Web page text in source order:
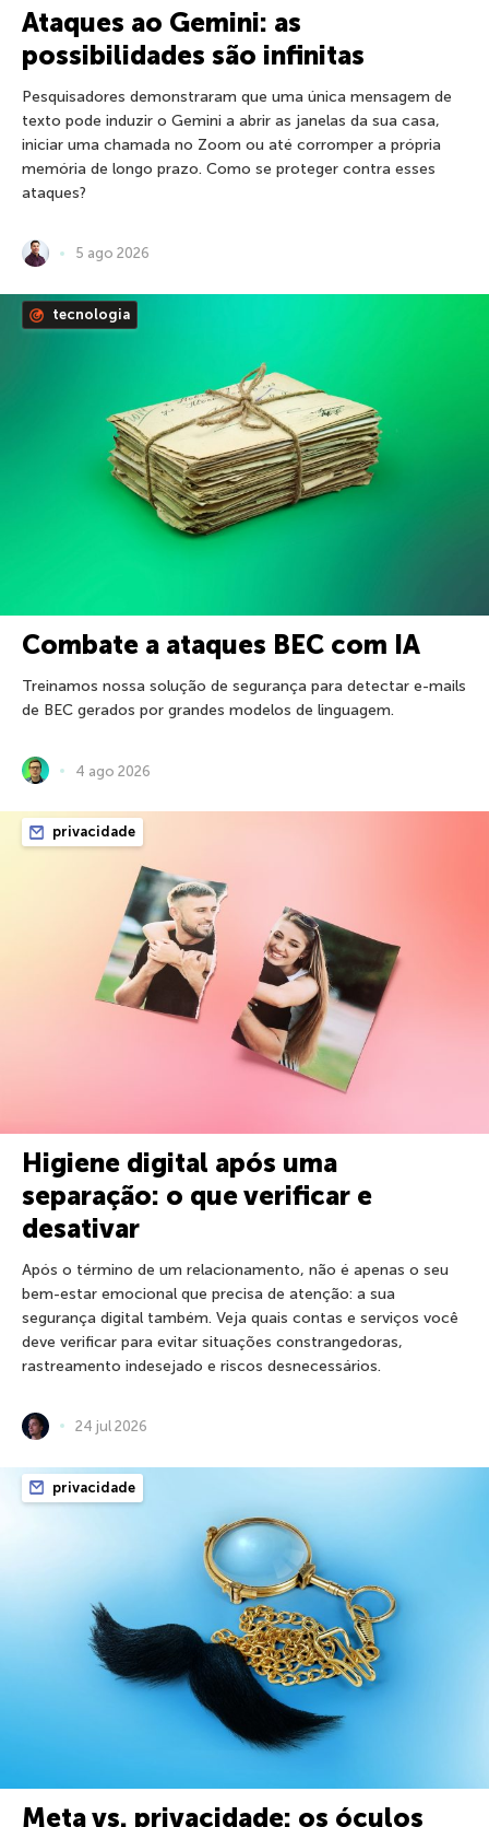
Ataques ao Gemini: as
possibilidades são infinitas
Pesquisadores demonstraram que uma única mensagem de
texto pode induzir o Gemini a abrir as janelas da sua casa,
iniciar uma chamada no Zoom ou até corromper a própria
memória de longo prazo. Como se proteger contra esses
ataques?
5 ago 2026
tecnologia
Combate a ataques BEC com IA
Treinamos nossa solução de segurança para detectar e-mails
de BEC gerados por grandes modelos de linguagem.
4 ago 2026
privacidade
Higiene digital após uma
separação: o que verificar e
desativar
Após o término de um relacionamento, não é apenas o seu
bem-estar emocional que precisa de atenção: a sua
segurança digital também. Veja quais contas e serviços você
deve verificar para evitar situações constrangedoras,
rastreamento indesejado e riscos desnecessários.
24 jul 2026
privacidade
Meta vs. privacidade: os óculos